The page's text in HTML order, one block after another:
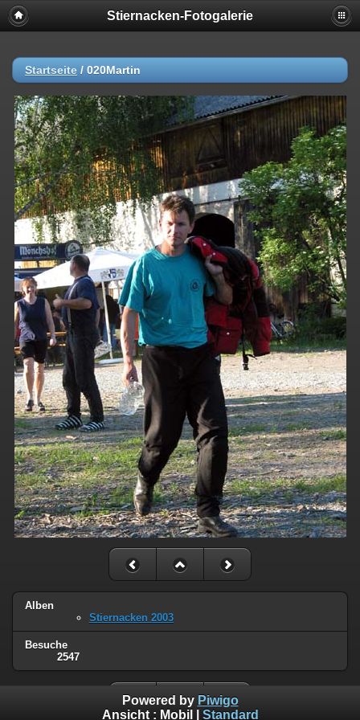
Stiernacken-Fotogalerie
Startseite / 020Martin
Alben
Stiernacken 2003
Besuche
2547
Powered by Piwigo
Ansicht : Mobil Standard